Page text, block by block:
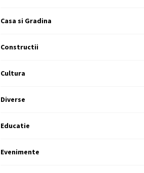
Casa si Gradina
Constructii
Cultura
Diverse
Educatie
Evenimente